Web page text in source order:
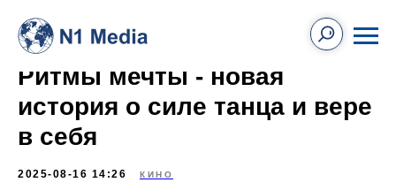
Ритмы мечты - новая
история о силе танца и вере
в себя
2025-08-16 14:26 КИНО